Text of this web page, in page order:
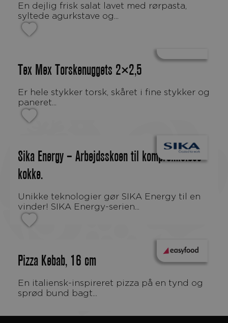
En dejlig frisk salat lavet med rørpasta,
syltede agurkstave og...
Tex Mex Torskenuggets 2×2,5
Er hele stykker torsk, skåret i fine stykker og
paneret...
Sika Energy – Arbejdsskoen til kompromisløse
kokke.
Unikke teknologier gør SIKA Energy til en
vinder! SIKA Energy-serien...
Pizza Kebab, 16 cm
En italiensk-inspireret pizza på en tynd og
sprød bund bagt...